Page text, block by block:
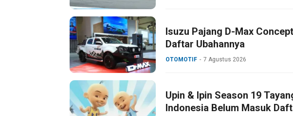
Isuzu Pajang D-Max
Daftar Ubahannya
OTOMOTIF 7 Agustus 2026
Upin & Ipin Season 19
Indonesia Belum Masuk